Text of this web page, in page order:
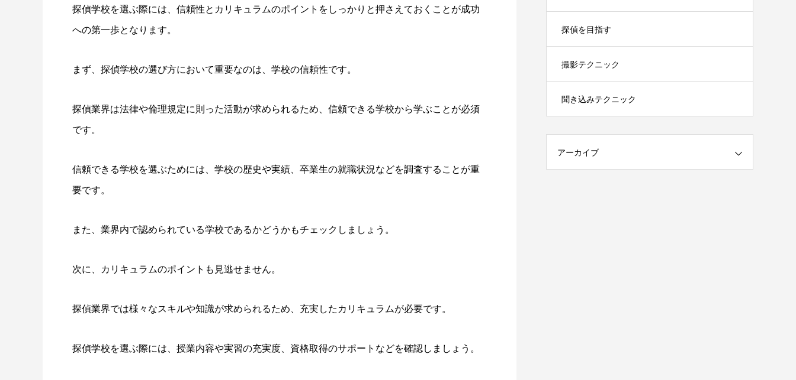
探偵学校を選ぶ際には、信頼性とカリキュラムのポイントをしっかりと押さえておくことが成功
への第一歩となります。
まず、探偵学校の選び方において重要なのは、学校の信頼性です。
探偵業界は法律や倫理規定に則った活動が求められるため、信頼できる学校から学ぶことが必須
です。
信頼できる学校を選ぶためには、学校の歴史や実績、卒業生の就職状況などを調査することが重
要です。
また、業界内で認められている学校であるかどうかもチェックしましょう。
次に、カリキュラムのポイントも見逃せません。
探偵業界では様々なスキルや知識が求められるため、充実したカリキュラムが必要です。
探偵学校を選ぶ際には、授業内容や実習の充実度、資格取得のサポートなどを確認しましょう。
探偵を目指す
撮影テクニック
聞き込みテクニック
アーカイブ